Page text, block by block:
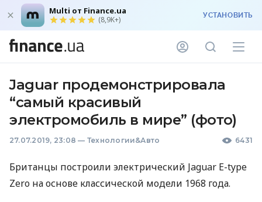
Multi от Finance.ua
(8,9K+) УСТАНОВИТЬ
Jaguar продемонстрировала
“самый красивый
электромобиль в мире” (фото)
27.07.2019, 23:08 — Технологии&Авто 6431
Британцы построили электрический Jaguar E-type
Zero на основе классической модели 1968 года.